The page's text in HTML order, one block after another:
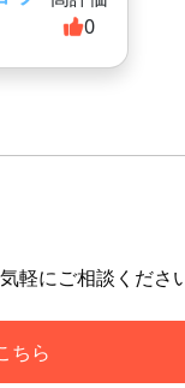
0
軽にご相談くださ
ちら